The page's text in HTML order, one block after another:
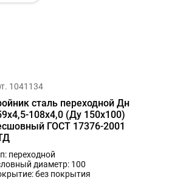
1041134
сталь переходной Дн
108х4,0 (Ду 150х100)
ГОСТ 17376-2001
переходной
диаметр: 100
без покрытия